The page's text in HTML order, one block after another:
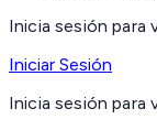
Inicia sesión para
Iniciar Sesión
Inicia sesión para